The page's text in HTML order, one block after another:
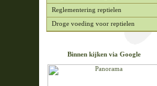
Reglementering reptielen
Droge voeding voor reptielen
Binnen kijken via Google